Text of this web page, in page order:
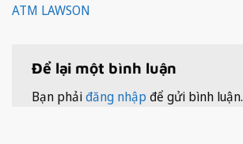
ATM LAWSON
Để lại một bình luận
Bạn phảiđăng nhập để gửi bình luận.